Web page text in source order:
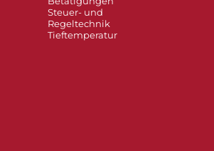
Steuer- und
Regeltechnik
Tieftemperatur​​​​​​​